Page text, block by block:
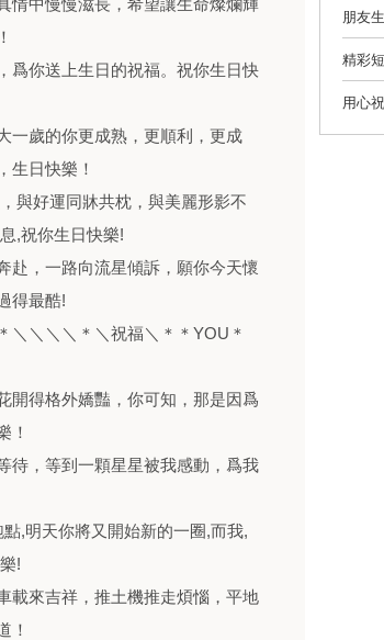
情中慢慢滋長，希望讓生命燦爛輝
爲你送上生日的祝福。祝你生日快
一歲的你更成熟，更順利，更成
生日快樂！
與好運同牀共枕，與美麗形影不
,祝你生日快樂!
赴，一路向流星傾訴，願你今天懷
得最酷!
＼＼＼＼＊＼祝福＼＊＊YOU＊
開得格外嬌豔，你可知，那是因爲
！
待，等到一顆星星被我感動，爲我
,明天你將又開始新的一圈,而我,
!
載來吉祥，推土機推走煩惱，平地
！
朋友
精彩
用心